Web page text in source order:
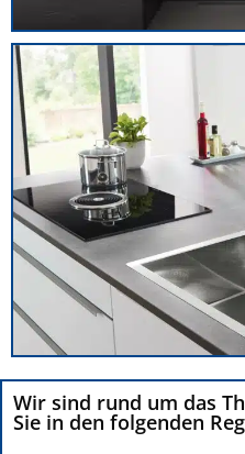
Wir sind rund um das
Sie in den folgenden